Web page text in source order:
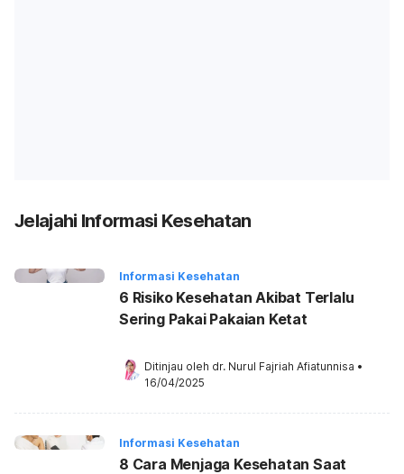
Jelajahi Informasi Kesehatan
Informasi Kesehatan
6 Risiko Kesehatan Akibat Terlalu
Sering Pakai Pakaian Ketat
Ditinjau oleh dr. Nurul Fajriah Afiatunnisa •
16/04/2025
Informasi Kesehatan
8 Cara Menjaga Kesehatan Saat